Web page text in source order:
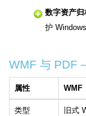
数字资产归
护
WMF 与 PDF
属性 WMF
类型 旧式